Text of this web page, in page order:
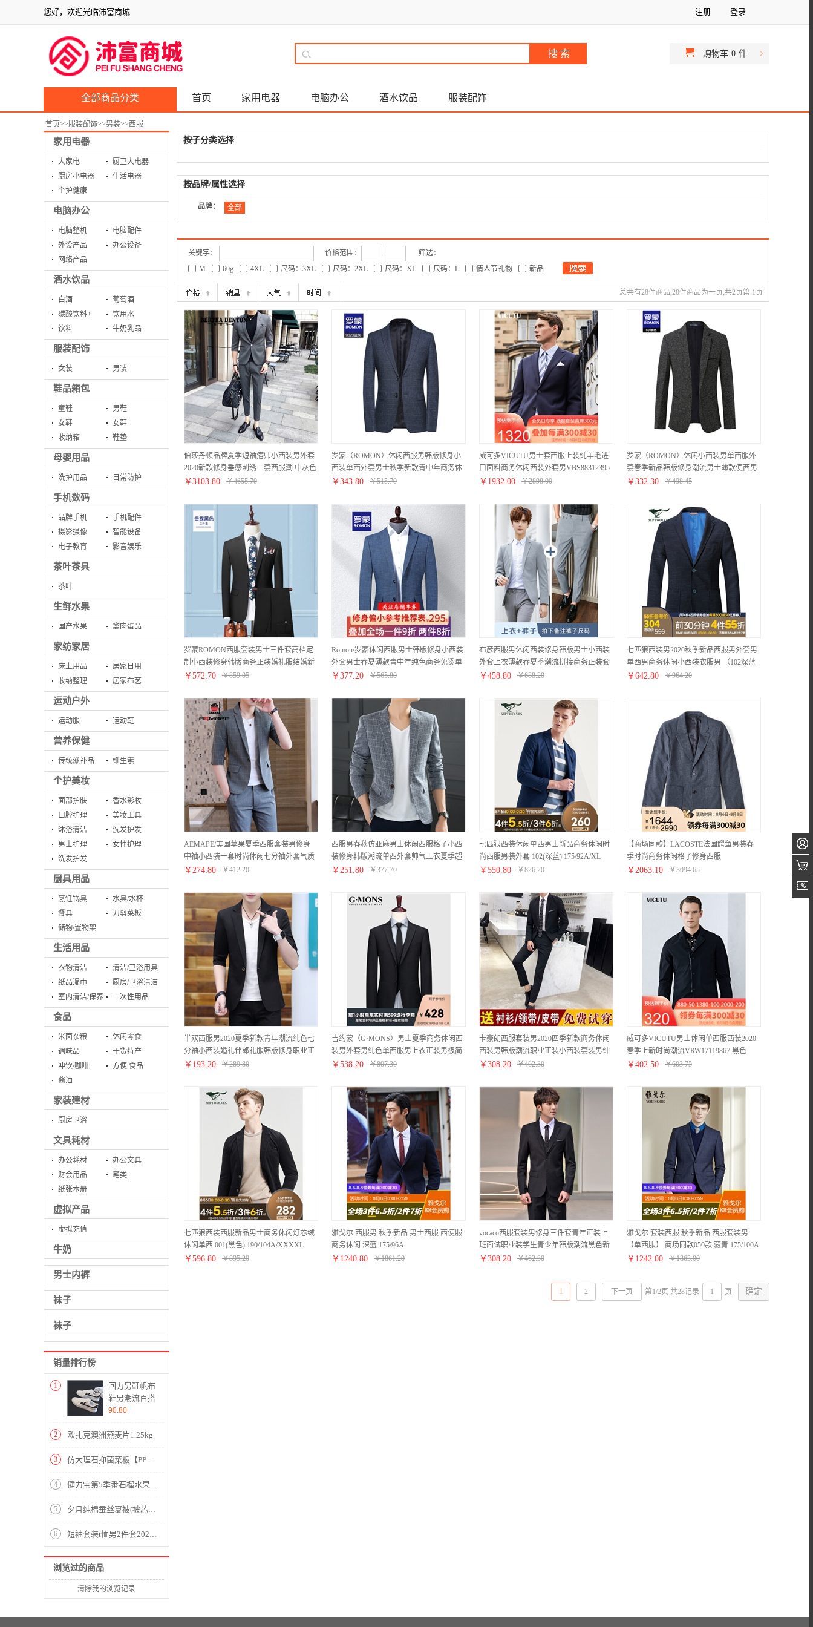
您好，欢迎光临沛富商城 注册 登录
购物车 0 件
全部商品分类 首页 家用电器 电脑办公 酒水饮品 服装配饰
首页>>服装配饰>>男装>>西服
家用电器
大家电
厨卫大电器
厨房小电器
生活电器
个护健康
电脑办公
电脑整机
电脑配件
外设产品
办公设备
网络产品
酒水饮品
白酒
葡萄酒
碳酸饮料+
饮用水
饮料
牛奶乳品
服装配饰
女装 男装
鞋品箱包
童鞋
男鞋
女鞋
女鞋
收纳箱
鞋垫
母婴用品
洗护用品 日常防护
手机数码
品牌手机
手机配件
摄影摄像
智能设备
电子教育
影音娱乐
茶叶茶具
茶叶
生鲜水果
国产水果 禽肉蛋品
家纺家居
床上用品
居家日用
收纳整理
居家布艺
运动户外
运动服 运动鞋
营养保健
传统滋补品 维生素
个护美妆
面部护肤
香水彩妆
口腔护理
美妆工具
沐浴清洁
洗发护发
男士护理
女性护理
洗发护发
厨具用品
烹饪锅具
水具/水杯
餐具
刀剪菜板
储物/置物架
生活用品
衣物清洁
清洁/卫浴用具
纸品湿巾
厨房/卫浴清洁
室内清洁/保养
一次性用品
食品
米面杂粮
休闲零食
调味品
干货特产
冲饮/咖啡
方便 食品
酱油
家装建材
厨房卫浴
文具耗材
办公耗材
办公文具
财会用品
笔类
纸张本册
虚拟产品
虚拟充值
牛奶
男士内裤
袜子
袜子
销量排行榜
1
回力男鞋帆布
鞋男潮流百搭
运动鞋2020春
学生情侣小白
级版-靓丽白
90.80
2 欧扎克澳洲燕麦片1.25kg
3 仿大理石抑菌菜板【PP TPR 麦香料/图片色】
4 健力宝第5季番石榴水果饮料450ml
5 夕月纯棉蚕丝夏被(被芯1件)(适合1.5米床)【面料：纯棉提花；填充：柞蚕丝/白】
6 短袖套装t恤男2件套2020夏季新品短袖立领休闲T恤九分裤衫透气上衣短运动 ATD2868黑色
浏览过的商品
清除我的浏览记录
按子分类选择
按品牌/属性选择
品牌： 全部
关键字： 价格范围： -
筛选：
M
60g 4XL 尺码：3XL 尺码：2XL 尺码：XL 尺码：L 情人节礼物 新品
总共有28件商品,20件商品为一页,共2页第 1页
伯莎丹顿品牌夏季短袖痞帅小西装男外套
2020新款修身垂感刺绣一套西服潮 中灰色
【西装+西裤+黑色T恤】 XL
￥ 3103.80 ￥4655.70
罗蒙（ROMON）休闲西服男韩版修身小
西装单西外套男士秋季新款青中年商务休
闲免烫男装结婚礼服 蓝灰 【9823两粒扣
￥ 343.80 ￥515.70
威可多VICUTU男士套西服上装纯羊毛进
口面料商务休闲西装外套男VBS88312395
藏蓝色 185/104B
￥ 1932.00 ￥2898.00
罗蒙（ROMON）休闲小西装男单西服外
套春季新品韩版修身潮流男士薄款便西男
装601 黑色【601一粒扣款】 XL(建议125-
￥ 332.30 ￥498.45
罗蒙ROMON西服套装男士三件套高档定
制小西装修身韩版商务正装婚礼服结婚新
郎伴郎服 [11件套]一扣贵族黑色上衣+西
￥ 572.70 ￥859.05
Romon/罗蒙休闲西服男士韩版修身小西装
外套男士春夏薄款青中年纯色商务免烫单
西男装 036蓝色 175
￥ 377.20 ￥565.80
布彦西服男休闲西装修身韩版男士小西装
外套上衣薄款春夏季潮流拼接商务正装套
装婚礼新郎伴郎服 浅灰色套装 L
￥ 458.80 ￥688.20
七匹狼西装男2020秋季新品西服男外套男
单西男商务休闲小西装衣服男 （102深蓝
色） 175/92A/XL
￥ 642.80 ￥964.20
AEMAPE/美国苹果夏季西服套装男修身
中袖小西装一套时尚休闲七分袖外套气质
男装潮 926灰色套装(送T恤) XL 120-135斤
￥ 274.80 ￥412.20
西服男春秋仿亚麻男士休闲西服格子小西
装修身韩版潮流单西外套帅气上衣夏季超
薄款颜丁 格子 灰色 48/M【115斤以内】
￥ 251.80 ￥377.70
七匹狼西装休闲单西男士新品商务休闲时
尚西服男装外套 102(深蓝) 175/92A/XL
￥ 550.80 ￥826.20
【商场同款】LACOSTE法国鳄鱼男装春
季时尚商务休闲格子修身西服
男|VH1537M2 KBR/深灰 48
￥ 2063.10 ￥3094.65
半双西服男2020夏季新款青年潮流纯色七
分袖小西装婚礼伴郎礼服韩版修身职业正
装外套男士商务休闲夹克Y 黑色 M（建议
￥ 193.20 ￥289.80
吉约蒙（G·MONS）男士夏季商务休闲西
装男外套男纯色单西服男上衣正装男极简
风结婚西装男高档商场同款 修身版黑色单
￥ 538.20 ￥807.30
卡豪朗西服套装男2020四季新款商务休闲
西装男韩版潮流职业正装小西装套装男绅
士伴郎服新郎服结婚礼服 黑色（两件套）
￥ 308.20 ￥462.30
威可多VICUTU男士休闲单西服西装2020
春季上新时尚潮流VRW17119867 黑色
170/88A
￥ 402.50 ￥603.75
七匹狼西装西服新品男士商务休闲灯芯绒
休闲单西 001(黑色) 190/104A/XXXXL
￥ 596.80 ￥895.20
雅戈尔 西服男 秋季新品 男士西服 西便服
商务休闲 深蓝 175/96A
￥ 1240.80 ￥1861.20
vocaco西服套装男修身三件套青年正装上
班面试职业装学生青少年韩版潮流黑色新
郎结婚礼服外套商务休闲 两粒扣黑色西服
￥ 308.20 ￥462.30
雅戈尔 套装西服 秋季新品 西服套装男
【单西服】 商场同款050款 藏青 175/100A
￥ 1242.00 ￥1863.00
1 2 下一页 第1/2页 共28记录 页